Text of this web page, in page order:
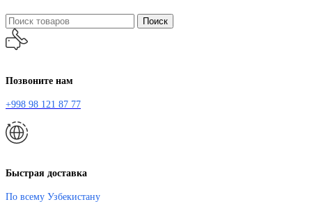
Поиск
Позвоните нам
+998 98 121 87 77
Быстрая доставка
По всему Узбекистану